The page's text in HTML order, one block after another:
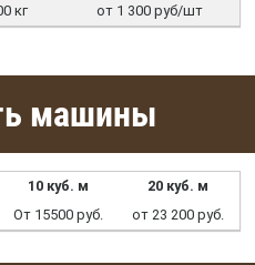
кг от 1 300 руб/шт
машины
10 куб. м
20 куб. м
От 15500 руб. от 23 200 руб.